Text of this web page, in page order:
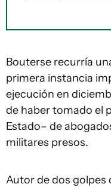
Bouterse recurría
primera instancia
ejecución en
de haber tomado el
Estado– de
militares presos.
Autor de dos golpes